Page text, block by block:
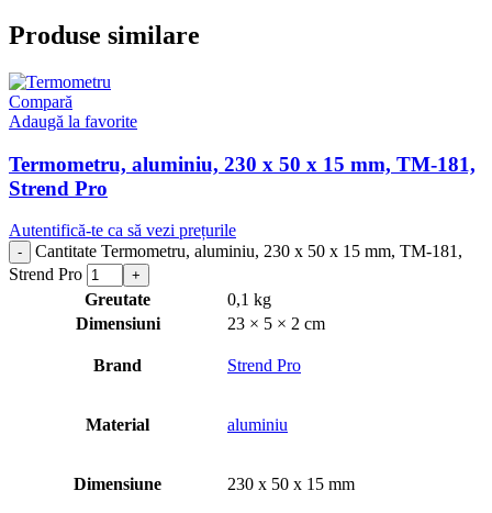
Produse similare
Compară
Adaugă la favorite
Termometru, aluminiu, 230 x 50 x 15 mm, TM-181,
Strend Pro
Autentifică-te ca să vezi prețurile
Cantitate Termometru, aluminiu, 230 x 50 x 15 mm, TM-181,
Strend Pro
Greutate
0,1 kg
Dimensiuni
23 × 5 × 2 cm
Brand Strend Pro
Material aluminiu
Dimensiune 230 x 50 x 15 mm